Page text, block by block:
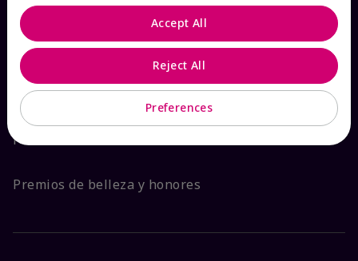
Garantía de Satisfacción
Sobre Mary Kay
Sostenibilidad
Promesa De Producto
Premios de belleza y honores
Preferences
Reject All
Accept All